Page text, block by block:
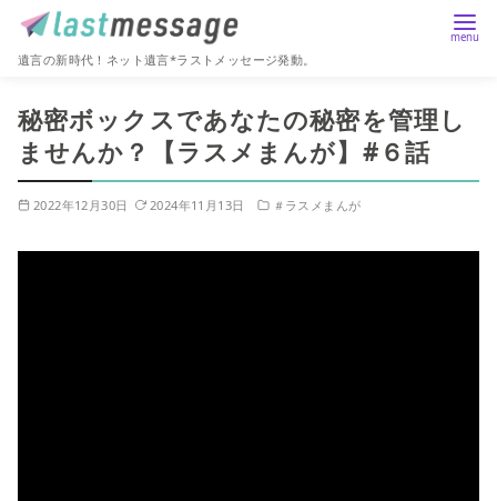
遺言の新時代！ネット遺言*ラストメッセージ発動。
秘密ボックスであなたの秘密を管理し
ませんか？【ラスメまんが】#６話
2022年12月30日 2024年11月13日 ＃ラスメまんが